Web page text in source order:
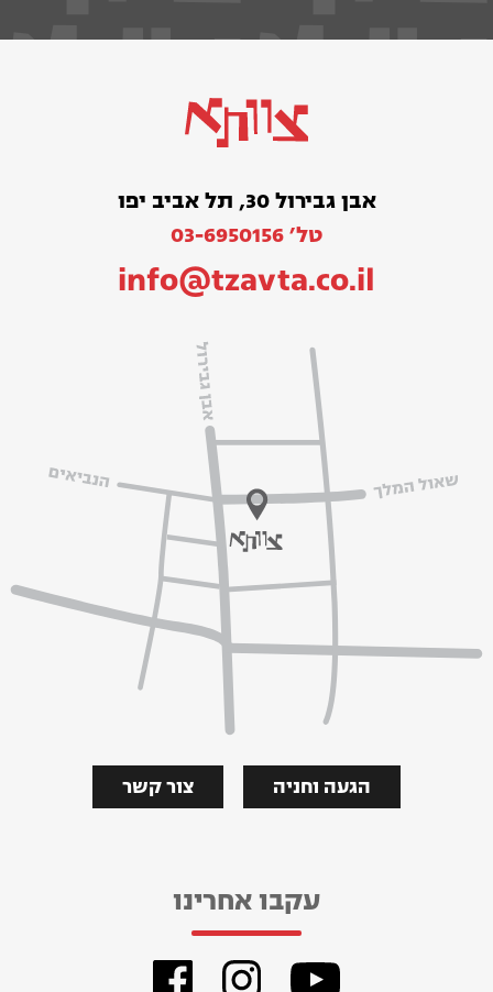
אבן גבירול 30, תל אביב יפו
טל׳ 03-6950156
info@tzavta.co.il
צור קשר הגעה וחניה
עקבו אחרינו